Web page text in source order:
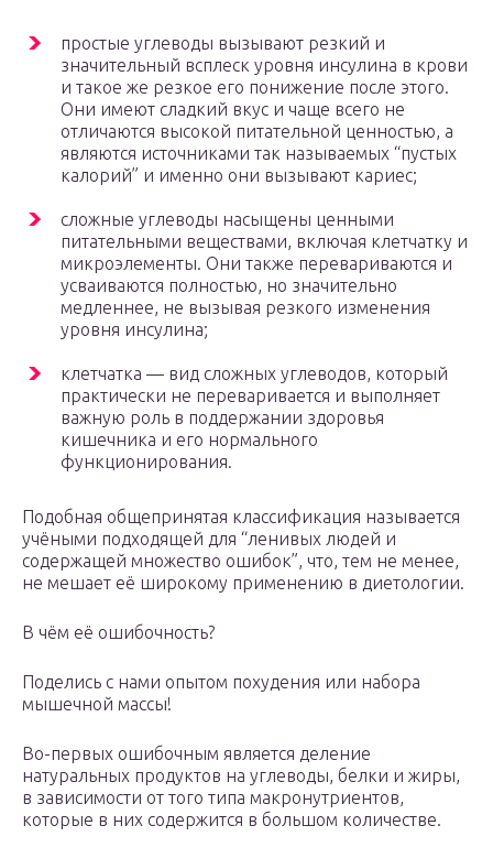
простые углеводы вызывают резкий и
значительный всплеск уровня инсулина в крови
и такое же резкое его понижение после этого.
Они имеют сладкий вкус и чаще всего не
отличаются высокой питательной ценностью, а
являются источниками так называемых “пустых
калорий” и именно они вызывают кариес;
сложные углеводы насыщены ценными
питательными веществами, включая клетчатку и
микроэлементы. Они также перевариваются и
усваиваются полностью, но значительно
медленнее, не вызывая резкого изменения
уровня инсулина;
клетчатка — вид сложных углеводов, который
практически не переваривается и выполняет
важную роль в поддержании здоровья
кишечника и его нормального
функционирования.
Подобная общепринятая классификация называется
учёными подходящей для “ленивых людей и
содержащей множество ошибок”, что, тем не менее,
не мешает её широкому применению в диетологии.
В чём её ошибочность?
Поделись с нами опытом похудения или набора
мышечной массы!
Во-первых ошибочным является деление
натуральных продуктов на углеводы, белки и жиры,
в зависимости от того типа макронутриентов,
которые в них содержится в большом количестве.